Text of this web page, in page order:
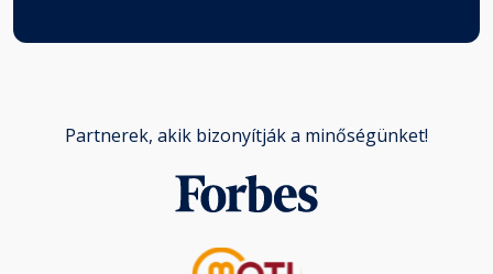
Partnerek, akik bizonyítják a minőségünket!